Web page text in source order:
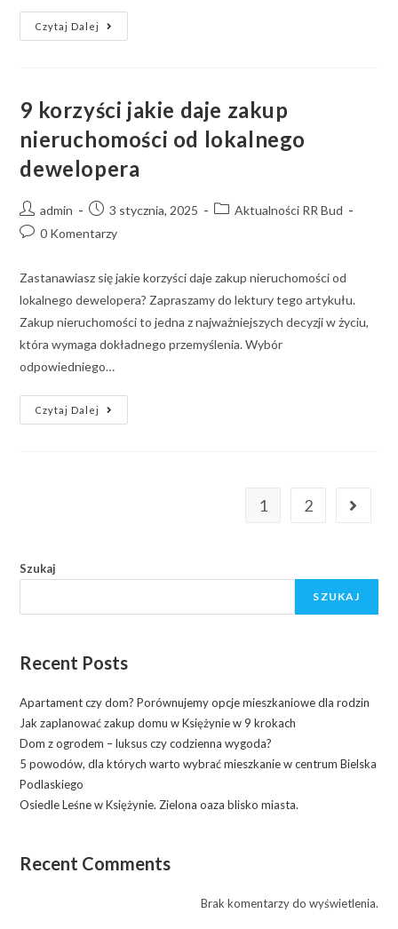
Czytaj Dalej
9 korzyści jakie daje zakup
nieruchomości od lokalnego
dewelopera
admin 3 stycznia, 2025
Aktualności RR Bud
0 Komentarzy
Zastanawiasz się jakie korzyści daje zakup nieruchomości od
lokalnego dewelopera? Zapraszamy do lektury tego artykułu.
Zakup nieruchomości to jedna z najważniejszych decyzji w życiu,
która wymaga dokładnego przemyślenia. Wybór
odpowiedniego…
Czytaj Dalej
1 2
Szukaj
SZUKAJ
Recent Posts
Apartament czy dom? Porównujemy opcje mieszkaniowe dla rodzin
Jak zaplanować zakup domu w Księżynie w 9 krokach
Dom z ogrodem – luksus czy codzienna wygoda?
5 powodów, dla których warto wybrać mieszkanie w centrum Bielska
Podlaskiego
Osiedle Leśne w Księżynie. Zielona oaza blisko miasta.
Recent Comments
Brak komentarzy do wyświetlenia.